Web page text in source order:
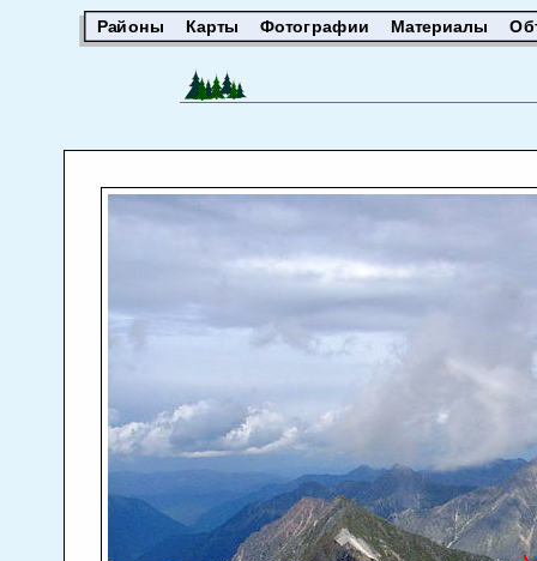
Районы Карты Фотографии Материалы